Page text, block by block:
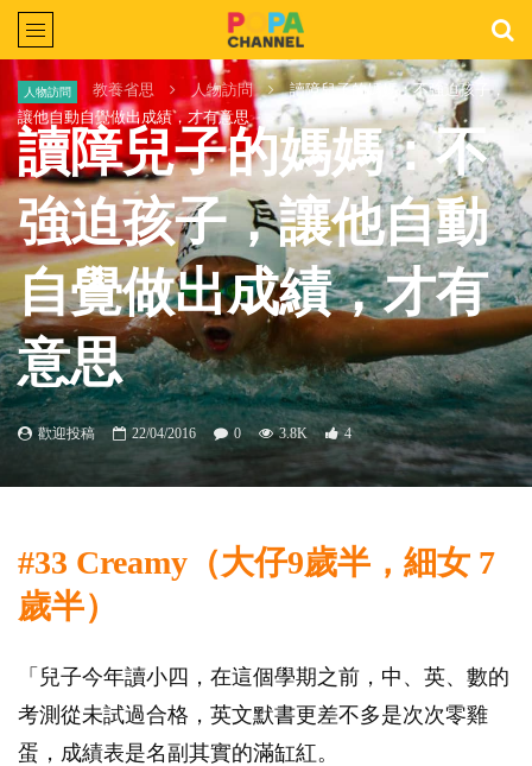
Home 教養省思 人物訪問
讀障兒子的媽媽：不強迫孩子，
讓他自動自覺做出成績，才有意思
人物訪問
讀障兒子的媽媽：不
強迫孩子，讓他自動
自覺做出成績，才有
意思
歡迎投稿 22/04/2016 0 3.8K 4
#33 Creamy（大仔9歲半，細女 7
歲半）
「兒子今年讀小四，在這個學期之前，中、英、數的
考測從未試過合格，英文默書更差不多是次次零雞
蛋，成績表是名副其實的滿缸紅。